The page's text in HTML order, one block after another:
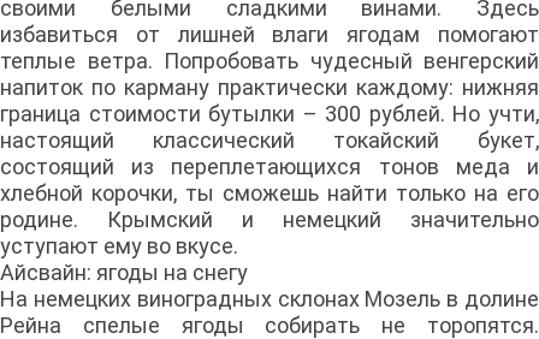
своими белыми сладкими винами. Здесь
избавиться от лишней влаги ягодам помогают
теплые ветра. Попробовать чудесный венгерский
напиток по карману практически каждому: нижняя
граница стоимости бутылки – 300 рублей. Но учти,
настоящий классический токайский букет,
состоящий из переплетающихся тонов меда и
хлебной корочки, ты сможешь найти только на его
родине. Крымский и немецкий значительно
уступают ему во вкусе.
Айсвайн: ягоды на снегу
На немецких виноградных склонах Мозель в долине
Рейна спелые ягоды собирать не торопятся.